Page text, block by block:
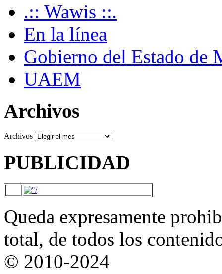
.:: Wawis ::.
En la línea
Gobierno del Estado de
UAEM
Archivos
Archivos
PUBLICIDAD
Queda expresamente
total, de todos los
© 2010-2024